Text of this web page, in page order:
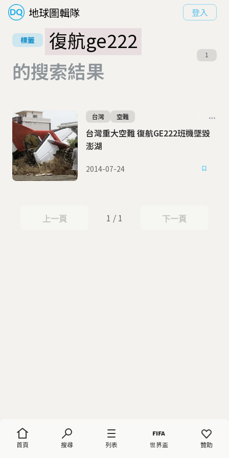
地球圖輯隊 登入
首頁 搜尋 列表 世界盃 贊助
標籤
復航ge222
的搜索結果
1
台灣重大空難 復航GE222班機墜毀
澎湖
台灣 空難
2014-07-24
上一頁
上一頁 1 / 1 下一頁
下一頁